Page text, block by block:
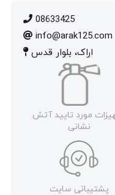
08633425
info@arak125.com
اراک، بلوار قدس
مورد تایید آتش
نشانی
پشتیبانی سایت